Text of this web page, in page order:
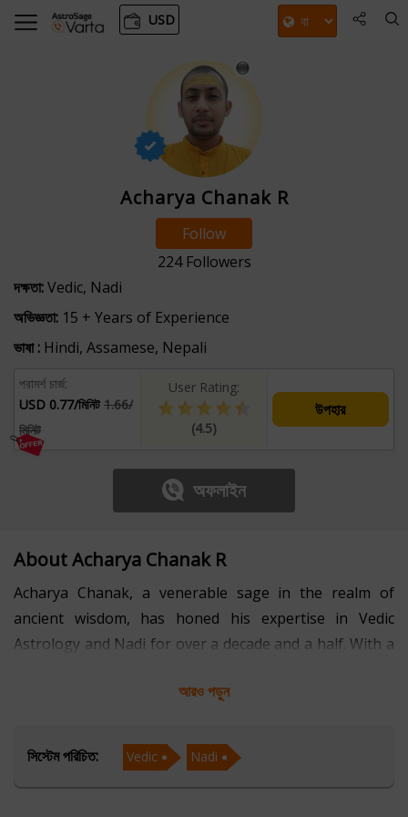
USD
Acharya Chanak R
Follow
224Followers
দক্ষতা:Vedic, Nadi
অভিজ্ঞতা: 15 + Years of Experience
ভাষা : Hindi, Assamese, Nepali
পরামর্শ চার্জ:
USD 0.77/মিনিট 1.66/
মিনিট
User Rating:
(4.5)
উপহার
অফলাইন
About Acharya Chanak R
Acharya Chanak, a venerable sage in the realm of
ancient wisdom, has honed his expertise in Vedic
Astrology and Nadi for over a decade and a half. With a
and stars, he interprets the celestial blueprint of each
Through Vedic Astrology, he unveils the karmic
আরও পড়ুন
সিস্টেম পরিচিত: Vedic Nadi